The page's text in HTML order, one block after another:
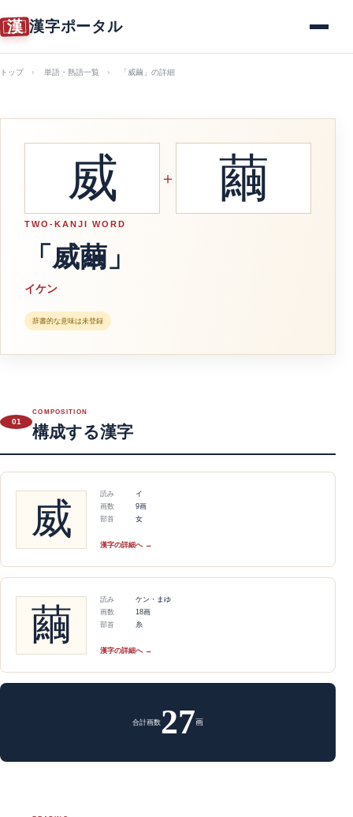
漢 漢字ポータル
トップ 単語・熟語一覧 「威繭」の詳細
威 ＋ 繭
TWO-KANJI WORD
「威繭」
イケン
辞書的な意味は未登録
01
COMPOSITION
構成する漢字
威
読み
イ
画数
9画
部首
女
漢字の詳細へ →
繭
読み
ケン・まゆ
画数
18画
部首
糸
漢字の詳細へ →
合計画数27画